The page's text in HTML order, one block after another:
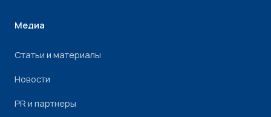
Медиа
Статьи и материалы
Новости
PR и партнеры